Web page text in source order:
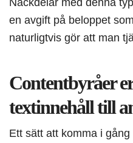
en avgift på beloppet
naturligtvis gör att man
Contentbyråer
textinnehåll till
Ett sätt att komma i